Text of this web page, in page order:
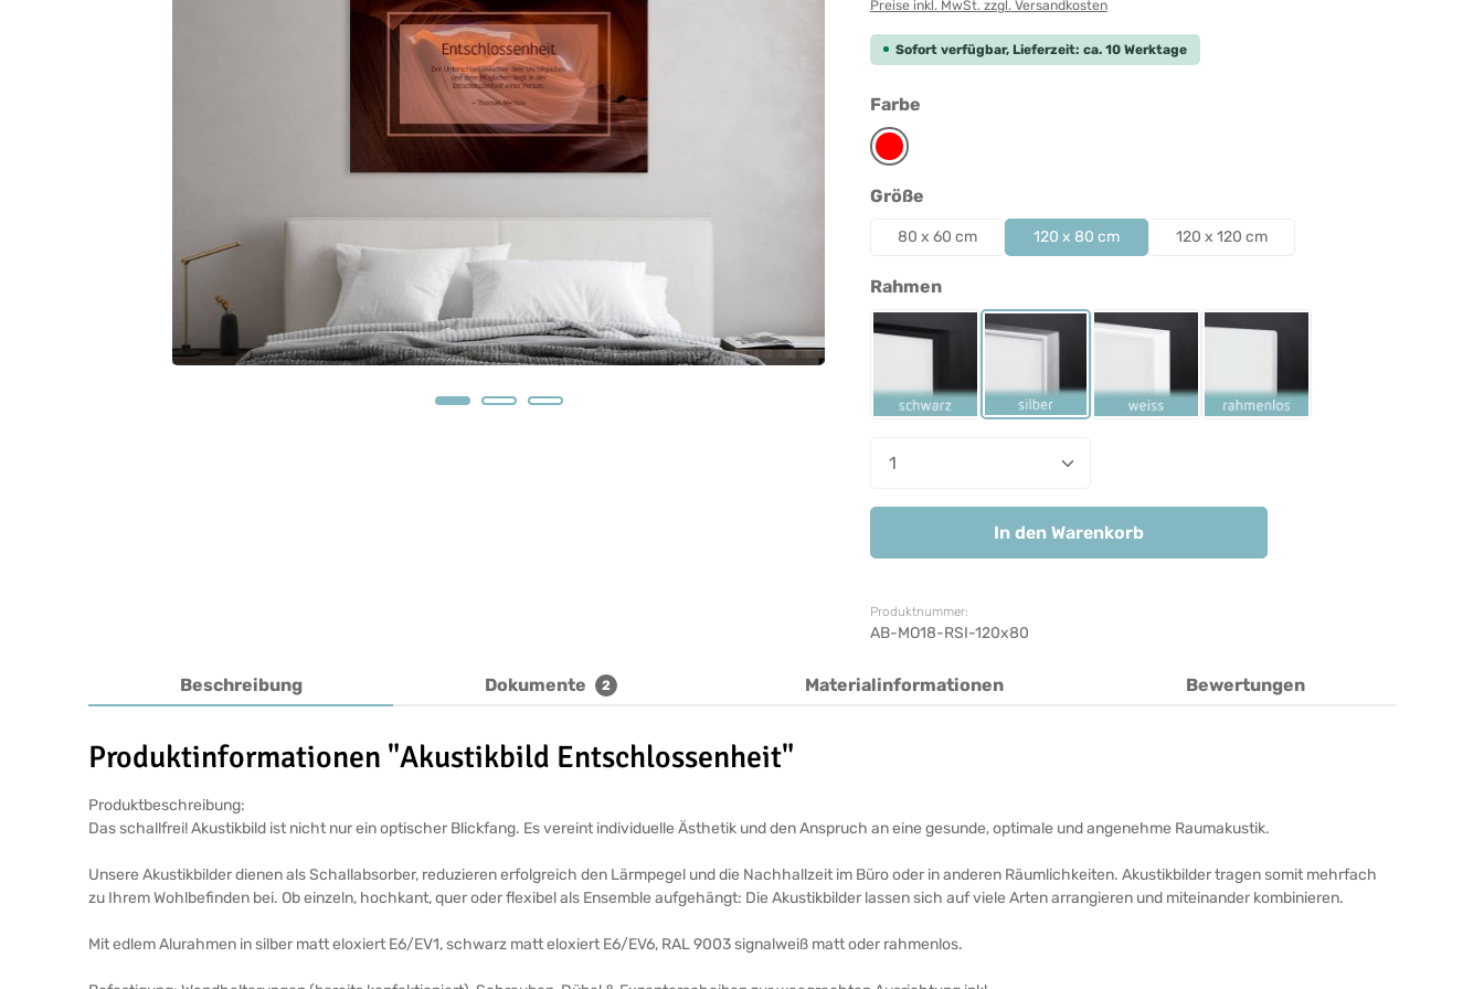
Preise inkl. MwSt. zzgl. Versandkosten
Sofort verfügbar, Lieferzeit: ca. 10 Werktage
Farbe
Rot
Größe
80 x 60 cm 120 x 80 cm 120 x 120 cm
Rahmenauswählen
Produkt Anzahl: Gib den gewünschten Wert ein
In den Warenkorb
Produktnummer:
AB-MO18-RSI-120x80
Beschreibung Dokumente 2 Materialinformationen Bewertungen
Produktinformationen "Akustikbild Entschlossenheit"
Produktbeschreibung:
Das schallfrei! Akustikbild ist nicht nur ein optischer Blickfang. Es vereint individuelle Ästhetik und den Anspruch an eine gesunde, optimale und angenehme Raumakustik.
Unsere Akustikbilder dienen als Schallabsorber, reduzieren erfolgreich den Lärmpegel und die Nachhallzeit im Büro oder in anderen Räumlichkeiten. Akustikbilder tragen somit mehrfach
zu Ihrem Wohlbefinden bei. Ob einzeln, hochkant, quer oder flexibel als Ensemble aufgehängt: Die Akustikbilder lassen sich auf viele Arten arrangieren und miteinander kombinieren.
Mit edlem Alurahmen in silber matt eloxiert E6/EV1, schwarz matt eloxiert E6/EV6, RAL 9003 signalweiß matt oder rahmenlos.